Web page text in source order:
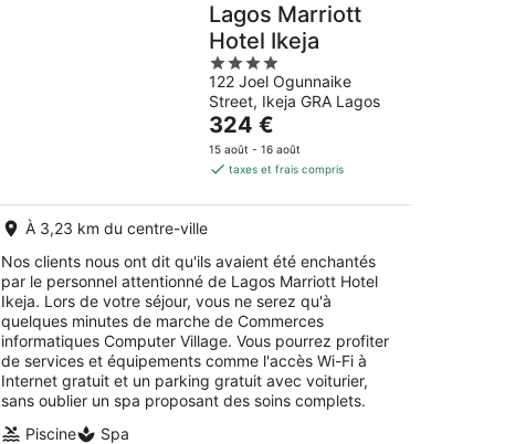
Lagos Marriott
Hotel Ikeja
4
out
of
5
122 Joel Ogunnaike
Street, Ikeja GRA Lagos
Le
prix
est
324 €
nuit
324 €
15 août - 16 août
taxes et frais compris
À 3,23 km du centre-ville
Nos clients nous ont dit qu'ils avaient été enchantés
par le personnel attentionné de Lagos Marriott Hotel
Ikeja. Lors de votre séjour, vous ne serez qu'à
quelques minutes de marche de Commerces
informatiques Computer Village. Vous pourrez profiter
de services et équipements comme l'accès Wi-Fi à
Internet gratuit et un parking gratuit avec voiturier,
sans oublier un spa proposant des soins complets.
Piscine
Spa